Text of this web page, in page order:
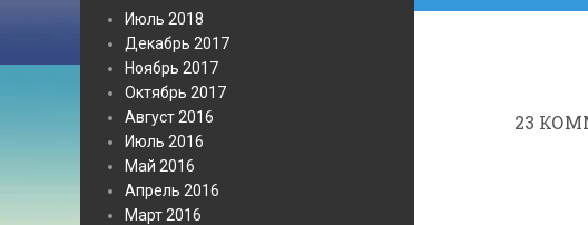
Июль 2018
Декабрь 2017
Ноябрь 2017
Октябрь 2017
Август 2016
Июль 2016
Май 2016
Апрель 2016
Март 2016
23